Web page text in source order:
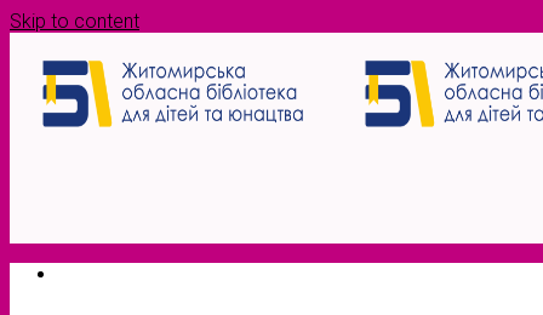
Skip to content